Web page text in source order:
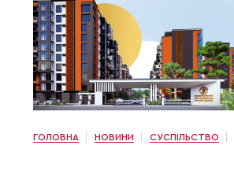
ГОЛОВНА НОВИНИ СУСПІЛЬСТВО